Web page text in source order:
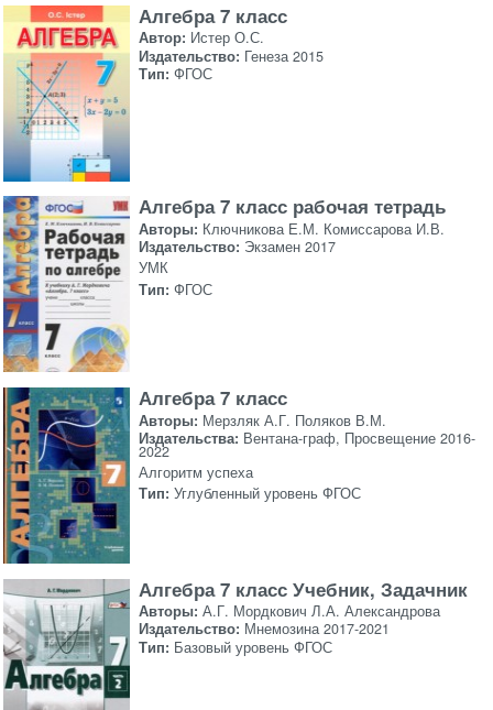
Алгебра 7 класс
Автор: Истер О.С.
Издательство: Генеза 2015
Тип: ФГОС
Алгебра 7 класс рабочая тетрадь
Авторы: Ключникова Е.М. Комиссарова И.В.
Издательство: Экзамен 2017
УМК
Тип: ФГОС
Алгебра 7 класс
Авторы: Мерзляк А.Г. Поляков В.М.
Издательства: Вентана-граф, Просвещение 2016-
2022
Алгоритм успеха
Тип: Углубленный уровень ФГОС
Алгебра 7 класс Учебник, Задачник
Авторы: А.Г. Мордкович Л.А. Александрова
Издательство: Мнемозина 2017-2021
Тип: Базовый уровень ФГОС